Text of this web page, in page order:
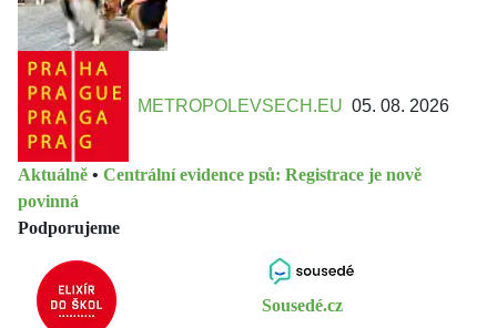
METROPOLEVSECH.EU 05. 08. 2026
Aktuálně • Centrální evidence psů: Registrace je nově
povinná
Podporujeme
Sousedé.cz